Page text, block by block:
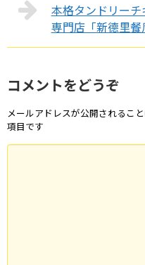
本格タンドリー
専門店「新德里餐
コメントをどうぞ
メールアドレスが公開されること
項目です